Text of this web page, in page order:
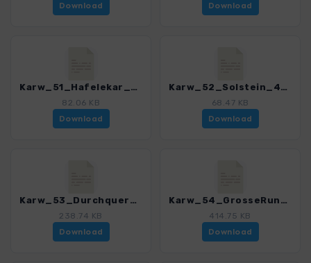
Download
Download
Karw_51_Hafelekar_4484_11.gpx
82.06 KB
Download
Karw_52_Solstein_4484_11.gpx
68.47 KB
Download
Karw_53_Durchquerung klasssisch_4484_11.gpx
238.74 KB
Download
Karw_54_GrosseRunde_4484_11.gpx
414.75 KB
Download